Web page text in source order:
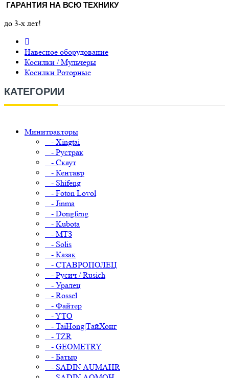
ГАРАНТИЯ НА ВСЮ ТЕХНИКУ
до 3-х лет!
Навесное оборудование
Косилки / Мульчеры
Косилки Роторные
КАТЕГОРИИ
Минитракторы
- Xingtai
- Рустрак
- Скаут
- Кентавр
- Shifeng
- Foton Lovol
- Jinma
- Dongfeng
- Kubota
- МТЗ
- Solis
- Казак
- СТАВРОПОЛЕЦ
- Русич / Rusich
- Уралец
- Rossel
- Файтер
- YTO
- TaiHong|ТайХонг
- TZR
- GEOMETRY
- Батыр
- SADIN AUMAHR